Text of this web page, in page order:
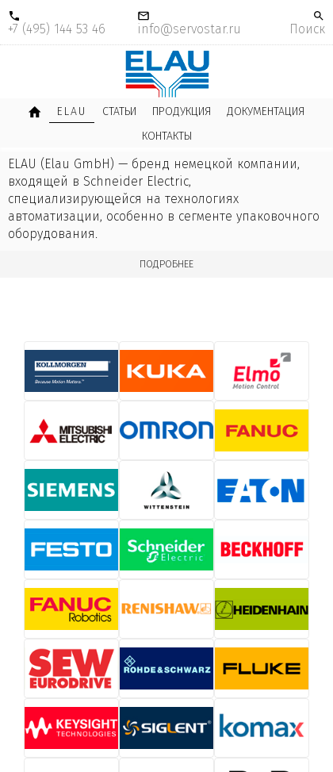
+7 (495) 144 53 46 info@servostar.ru Поиск
ELAU ПРОДУКЦИЯ ДОКУМЕНТАЦИЯ
СТАТЬИ
КОНТАКТЫ
ELAU (Elau GmbH) — бренд немецкой компании,
входящей в Schneider Electric,
специализирующейся на технологиях
автоматизации, особенно в сегменте упаковочного
оборудования.
ПОДРОБНЕЕ
1978— основана инженерами (Erwin Fertig и
Heinz Lang).
Начальная деятельность — аналоговые системы
1994
— фокус на автоматизации упаковочного
оборудования.
Позднее представлена системаPacDrive—
интегрированное решение для logic + motion в
упаковочной отрасли.
В 2000-х компания вошла в экосистему Schneider
Electric (партнёрство и последующая интеграция).
СПЕЦИАЛИЗАЦИЯ И
Автоматизация упаковочных машин и линий.
Motion control: серво-приводы, сервоинверторы,
синхронизация осей.
Интегрированные системы управления
(PacDrive) — объединение логики и движения.
упаковочного оборудования.
Сервис, инжиниринг и поддержка через сеть
Schneider Electric.